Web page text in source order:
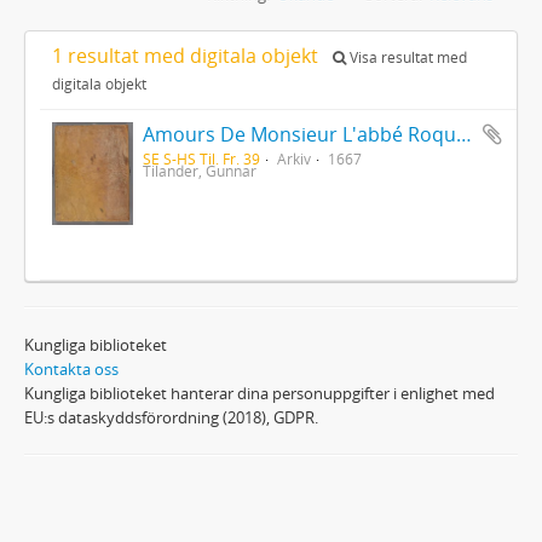
1 resultat med digitala objekt
Visa resultat med
digitala objekt
Amours De Monsieur L'abbé Roquette avec Mademoiselle de Montauzier par Monsieur L'abbé Le Camus 1667
SE S-HS Til. Fr. 39 Arkiv 1667
Tilander, Gunnar
Kungliga biblioteket
Kontakta oss
Kungliga biblioteket hanterar dina personuppgifter i enlighet med
EU:s dataskyddsförordning (2018), GDPR.